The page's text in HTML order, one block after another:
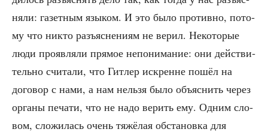
ня­ли: газет­ным язы­ком. И это было про­тив­но, пото­
му что никто разъ­яс­не­ни­ям не верил. Неко­то­рые
люди про­яв­ля­ли пря­мое непо­ни­ма­ние: они дей­стви­
тель­но счи­та­ли, что Гит­лер искренне пошёл на
дого­вор с нами, а нам нель­зя было объ­яс­нить через
орга­ны печа­ти, что не надо верить ему. Одним сло­
вом, сло­жи­лась очень тяжё­лая обста­нов­ка для